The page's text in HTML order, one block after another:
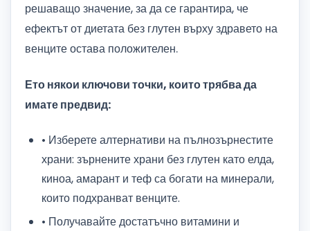
решаващо значение, за да се гарантира, че
ефектът от диетата без глутен върху здравето на
венците остава положителен.
Ето някои ключови точки, които трябва да
имате предвид:
• Изберете алтернативи на пълнозърнестите
храни: зърнените храни без глутен като елда,
киноа, амарант и теф са богати на минерали,
които подхранват венците.
• Получавайте достатъчно витамини и